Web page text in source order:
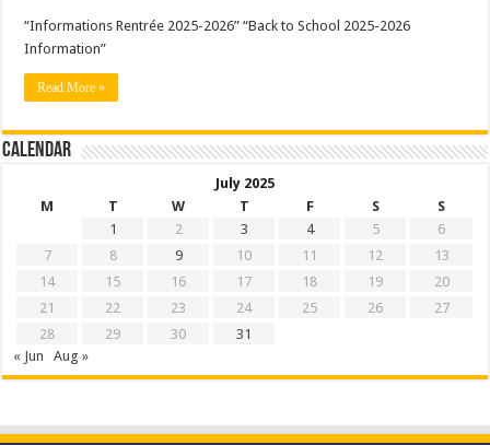
“Informations Rentrée 2025-2026” “Back to School 2025-2026
Information”
Read More »
Calendar
July 2025
M
T W T F S
S
1
2 3 4 5
6
7
8 9 10 11 12
13
14
15 16 17 18 19
20
21
22 23 24 25 26
27
28
29 30
31
« Jun
Aug »